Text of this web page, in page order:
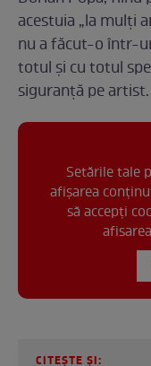
acestuia „la mulți
nu a făcut-o într-
totul și cu totul
siguranță pe artist.
Setările tale
afișarea
să accepți
CITEȘTE ȘI: